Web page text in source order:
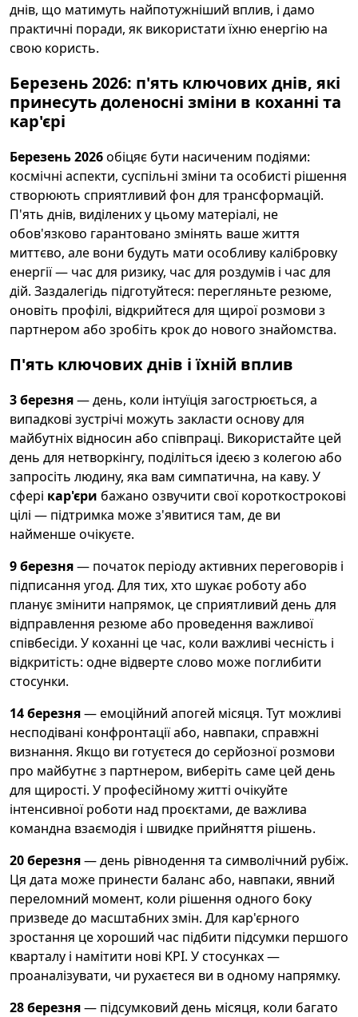
днів, що матимуть найпотужніший вплив, і дамо
практичні поради, як використати їхню енергію на
свою користь.
Березень 2026: п'ять ключових днів, які
принесуть доленосні зміни в коханні та
кар'єрі
Березень 2026обіцяє бути насиченим подіями:
космічні аспекти, суспільні зміни та особисті рішення
створюють сприятливий фон для трансформацій.
П'ять днів, виділених у цьому матеріалі, не
обов'язково гарантовано змінять ваше життя
миттєво, але вони будуть мати особливу калібровку
енергії — час для ризику, час для роздумів і час для
дій. Заздалегідь підготуйтеся: перегляньте резюме,
оновіть профілі, відкрийтеся для щирої розмови з
партнером або зробіть крок до нового знайомства.
П'ять ключових днів і їхній вплив
3 березня— день, коли інтуїція загострюється, а
випадкові зустрічі можуть закласти основу для
майбутніх відносин або співпраці. Використайте цей
день для нетворкінгу, поділіться ідеєю з колегою або
запросіть людину, яка вам симпатична, на каву. У
сфері кар'єри бажано озвучити свої короткострокові
цілі — підтримка може з'явитися там, де ви
найменше очікуєте.
9 березня— початок періоду активних переговорів і
підписання угод. Для тих, хто шукає роботу або
планує змінити напрямок, це сприятливий день для
відправлення резюме або проведення важливої
співбесіди. У коханні це час, коли важливі чесність і
відкритість: одне відверте слово може поглибити
стосунки.
14 березня— емоційний апогей місяця. Тут можливі
несподівані конфронтації або, навпаки, справжні
визнання. Якщо ви готуєтеся до серйозної розмови
про майбутнє з партнером, виберіть саме цей день
для щирості. У професійному житті очікуйте
інтенсивної роботи над проєктами, де важлива
командна взаємодія і швидке прийняття рішень.
20 березня— день рівнодення та символічний рубіж.
Ця дата може принести баланс або, навпаки, явний
переломний момент, коли рішення одного боку
призведе до масштабних змін. Для кар'єрного
зростання це хороший час підбити підсумки першого
кварталу і намітити нові KPI. У стосунках —
проаналізувати, чи рухаєтеся ви в одному напрямку.
28 березня— підсумковий день місяця, коли багато